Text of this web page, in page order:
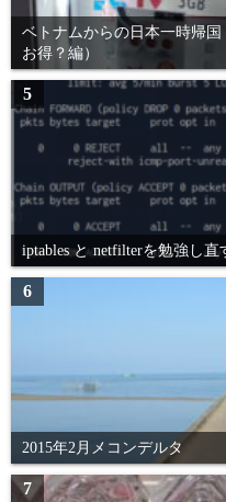
ベトナムからの日本一時帰
お得？編）
5
iptables と netfilterを勉強し
6
2015年2月メコンデルタ
7